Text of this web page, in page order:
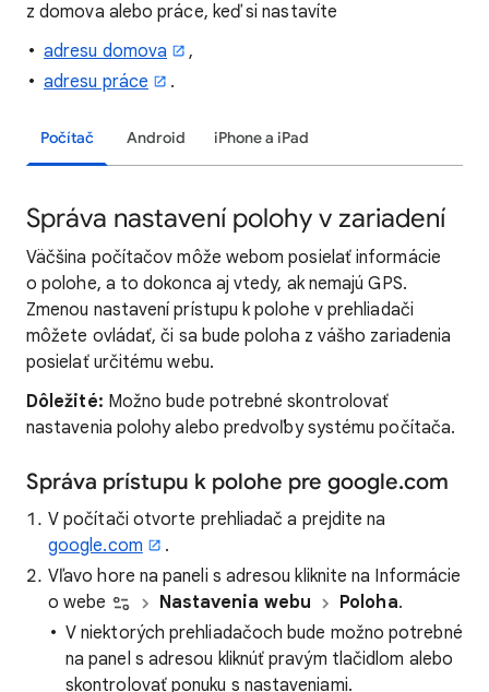
z domova alebo práce, keď si nastavíte
adresu domova
,
adresu práce
.
Počítač Android iPhone a iPad
Správa nastavení polohy v zariadení
Väčšina počítačov môže webom posielať informácie
o polohe, a to dokonca aj vtedy, ak nemajú GPS.
Zmenou nastavení prístupu k polohe v prehliadači
môžete ovládať, či sa bude poloha z vášho zariadenia
posielať určitému webu.
Dôležité: Možno bude potrebné skontrolovať
nastavenia polohy alebo predvoľby systému počítača.
Správa prístupu k polohe pre google.com
V počítači otvorte prehliadač a prejdite na
google.com
.
Vľavo hore na paneli s adresou kliknite na Informácie
o webe
Nastavenia webu Poloha.
V niektorých prehliadačoch bude možno potrebné
na panel s adresou kliknúť pravým tlačidlom alebo
skontrolovať ponuku s nastaveniami.